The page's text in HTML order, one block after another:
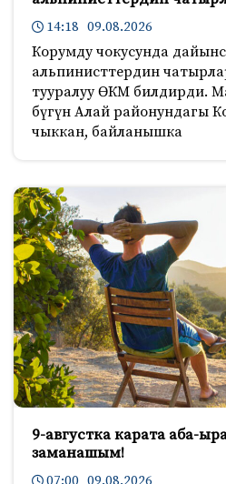
14:18 09.08.2026
Корумду чокусунда
альпинисттердин
тууралуу ӨКМ билдирди.
бүгүн Алай районундагы
чыккан, байланышка
9-августка карата аба-
заманашым!